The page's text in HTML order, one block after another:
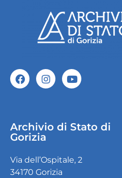
Archivio di Stato di
Gorizia
Via dell’Ospitale, 2
34170 Gorizia